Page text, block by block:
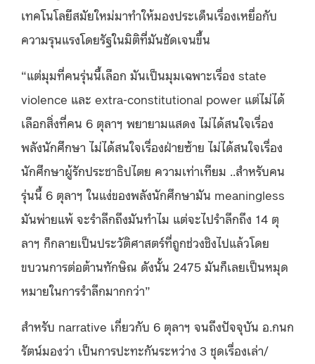
เทคโนโลยีสมัยใหม่มาทำให้มองประเด็นเรื่องเหยื่อกับ
ความรุนแรงโดยรัฐในมิติที่มันชัดเจนขึ้น
“แต่มุมที่คนรุ่นนี้เลือก มันเป็นมุมเฉพาะเรื่อง state
violence และ extra-constitutional power แต่ไม่ได้
เลือกสิ่งที่คน 6 ตุลาฯ พยายามแสดง ไม่ได้สนใจเรื่อง
พลังนักศึกษา ไม่ได้สนใจเรื่องฝ่ายซ้าย ไม่ได้สนใจเรื่อง
นักศึกษาผู้รักประชาธิปไตย ความเท่าเทียม ..สำหรับคน
รุ่นนี้ 6 ตุลาฯ ในแง่ของพลังนักศึกษามัน meaningless
มันพ่ายแพ้ จะรำลึกถึงมันทำไม แต่จะไปรำลึกถึง 14 ตุ
ลาฯ ก็กลายเป็นประวัติศาสตร์ที่ถูกช่วงชิงไปแล้วโดย
ขบวนการต่อต้านทักษิณ ดังนั้น 2475 มันก็เลยเป็นหมุด
หมายในการรำลึกมากกว่า”
สำหรับ narrative เกี่ยวกับ 6 ตุลาฯ จนถึงปัจจุบัน อ.กนก
รัตน์มองว่า เป็นการปะทะกันระหว่าง 3 ชุดเรื่องเล่า/